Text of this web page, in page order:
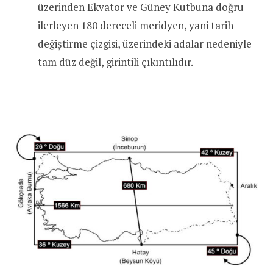
üzerinden Ekvator ve Güney Kutbuna doğru
ilerleyen 180 dereceli meridyen, yani tarih
değiştirme çizgisi, üzerindeki adalar nedeniyle
tam düz değil, girintili çıkıntılıdır.